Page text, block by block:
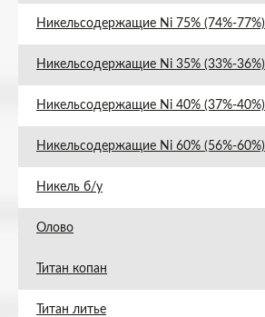
Никельсодержащие Ni 75% (74%-77%)
Никельсодержащие Ni 35% (33%-36%)
Никельсодержащие Ni 40% (37%-40%)
Никельсодержащие Ni 60% (56%-60%)
Никель б/у
Олово
Титан копан
Титан литье